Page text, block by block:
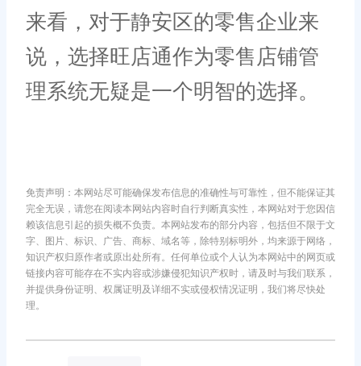
来看，对于静安区的零售企业来
说，选择旺店通作为零售店铺管
理系统无疑是一个明智的选择。
免责声明：本网站尽可能确保发布信息的准确性与可靠性，但不能保证其
完全无误，请您在阅读本网站内容时自行判断真实性，本网站对于您因信
赖该信息引起的损失概不负责。本网站发布的部分内容，包括但不限于文
字、图片、标识、广告、商标、域名等，除特别标明外，均来源于网络，
知识产权归原作者或原出处所有。任何单位或个人认为本网站中的网页或
链接内容可能存在不实内容或涉嫌侵犯知识产权时，请及时与我们联系，
并提供身份证明、权属证明及详细不实或侵权情况证明，我们将尽快处
理。